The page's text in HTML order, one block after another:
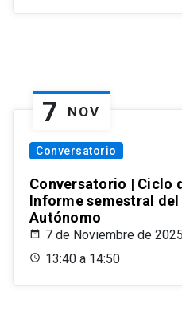
7 NOV
Conversatorio
Conversatorio | Ciclo
Informe semestral del
Autónomo
7 de Noviembre de 2025
13:40 a 14:50